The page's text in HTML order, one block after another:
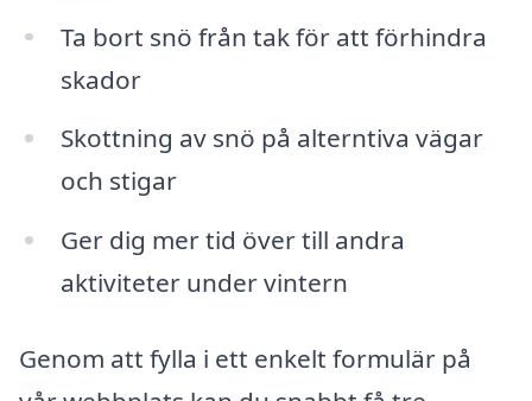
Ta bort snö från tak för att förhindra
skador
Skottning av snö på alterntiva vägar
och stigar
Ger dig mer tid över till andra
aktiviteter under vintern
Genom att fylla i ett enkelt formulär på